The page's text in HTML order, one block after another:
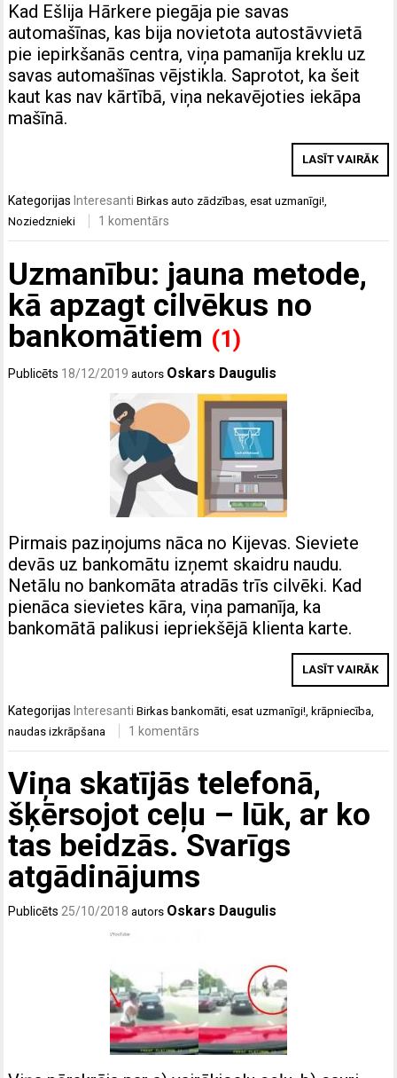
Kad Ešlija Hārkere piegāja pie savas
automašīnas, kas bija novietota autostāvvietā
pie iepirkšanās centra, viņa pamanīja kreklu uz
savas automašīnas vējstikla. Saprotot, ka šeit
kaut kas nav kārtībā, viņa nekavējoties iekāpa
mašīnā.
LASĪT VAIRĀK
Kategorijas Interesanti Birkasauto zādzības,esat uzmanīgi!,
Noziedznieki
1 komentārs
Uzmanību: jauna metode,
kā apzagt cilvēkus no
bankomātiem (1)
Publicēts 18/12/2019 autors Oskars Daugulis
Pirmais paziņojums nāca no Kijevas. Sieviete
devās uz bankomātu izņemt skaidru naudu.
Netālu no bankomāta atradās trīs cilvēki. Kad
pienāca sievietes kāra, viņa pamanīja, ka
bankomātā palikusi iepriekšējā klienta karte.
LASĪT VAIRĀK
KategorijasInteresanti Birkasbankomāti ,esat uzmanīgi! ,krāpniecība
naudas izkrāpšana
1 komentārs
Viņa skatījās telefonā,
šķērsojot ceļu – lūk, ar ko
tas beidzās. Svarīgs
atgādinājums
Publicēts 25/10/2018 autors Oskars Daugulis